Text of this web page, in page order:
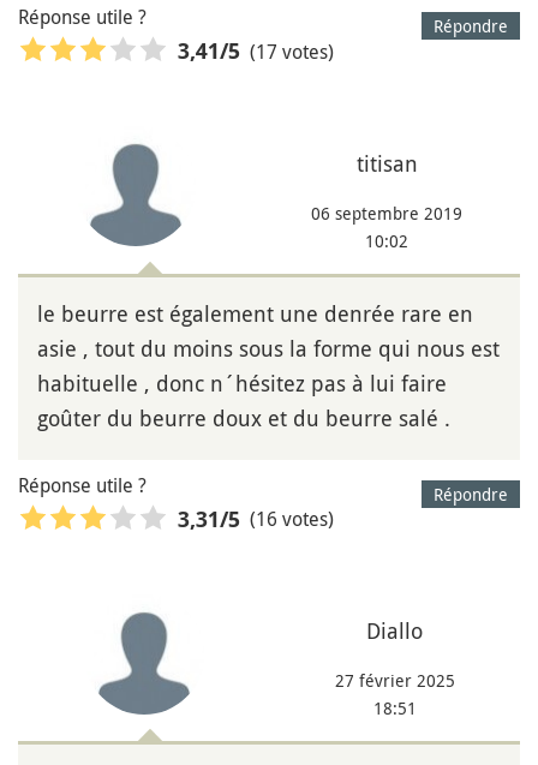
Répondre
Réponse utile ?
3,41/5 (17 votes)
titisan
06 septembre 2019
10:02
le beurre est également une denrée rare en
asie , tout du moins sous la forme qui nous est
habituelle , donc n´hésitez pas à lui faire
goûter du beurre doux et du beurre salé .
Répondre
Réponse utile ?
3,31/5 (16 votes)
Diallo
27 février 2025
18:51